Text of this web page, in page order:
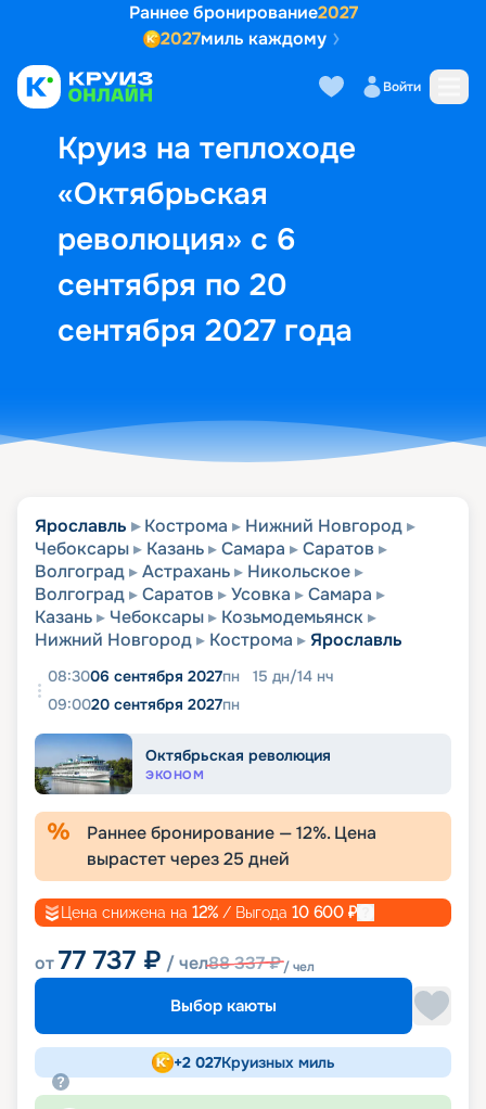
Раннее бронирование2027
2027миль каждому
Войти
Круиз на теплоходе
«Октябрьская
революция» с 6
сентября по 20
сентября 2027 года
Выбор кают Маршрут и
Ярославль Кострома
Нижний Новгород
Чебоксары
Казань Самара
Саратов
Волгоград
Астрахань
Никольское
Волгоград
Саратов Усовка
Самара
Казань
Чебоксары
Козьмодемьянск
Нижний Новгород
Кострома Ярославль
08:3006 сентября 2027пн 15 дн/14 нч
09:0020 сентября 2027пн
Октябрьская революция
ЭКОНОМ
Раннее бронирование —12%. Цена
вырастет через25 дней
Цена снижена на 12% / Выгода 10 600 ₽
от77 737 ₽ / чел88 337₽/ чел
Выбор каюты
+2 027Круизных миль